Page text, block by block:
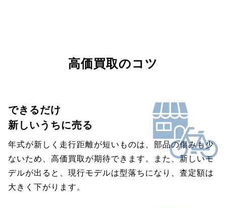
高価買取のコツ
できるだけ
新しいうちに売る
年式が新しく走行距離が短いものは、部品の傷みも少
ないため、高価買取が期待できます。また、新しいモ
デルが出ると、現行モデルは型落ちになり、査定額は
大きく下がります。